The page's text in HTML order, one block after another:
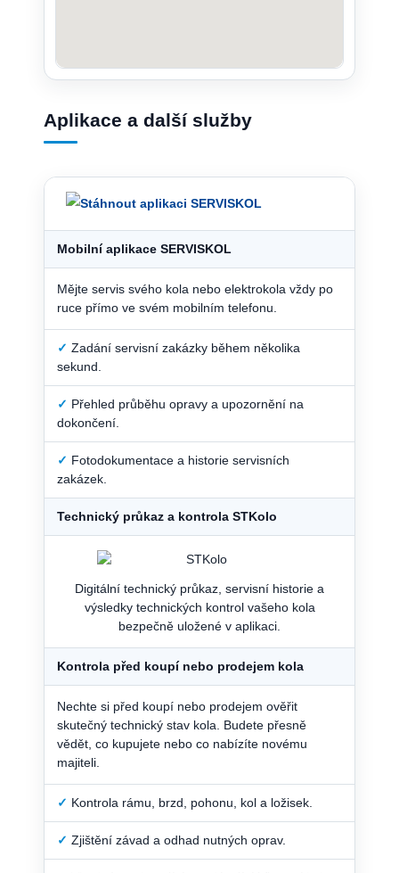
Aplikace a další služby
Mobilní aplikace SERVISKOL
Mějte servis svého kola nebo elektrokola vždy po
ruce přímo ve svém mobilním telefonu.
✓ Zadání servisní zakázky během několika
sekund.
✓ Přehled průběhu opravy a upozornění na
dokončení.
✓ Fotodokumentace a historie servisních
zakázek.
Technický průkaz a kontrola STKolo
Digitální technický průkaz, servisní historie a
výsledky technických kontrol vašeho kola
bezpečně uložené v aplikaci.
Kontrola před koupí nebo prodejem kola
Nechte si před koupí nebo prodejem ověřit
skutečný technický stav kola. Budete přesně
vědět, co kupujete nebo co nabízíte novému
majiteli.
✓ Kontrola rámu, brzd, pohonu, kol a ložisek.
✓ Zjištění závad a odhad nutných oprav.